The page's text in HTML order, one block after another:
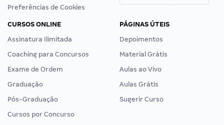
Preferências de Cookies
CURSOS ONLINE
Assinatura Ilimitada
Coaching para Concursos
Exame de Ordem
Graduação
Pós-Graduação
Cursos por Concurso
PÁGINAS ÚTEIS
Depoimentos
Material Grátis
Aulas ao Vivo
Aulas Grátis
Sugerir Curso